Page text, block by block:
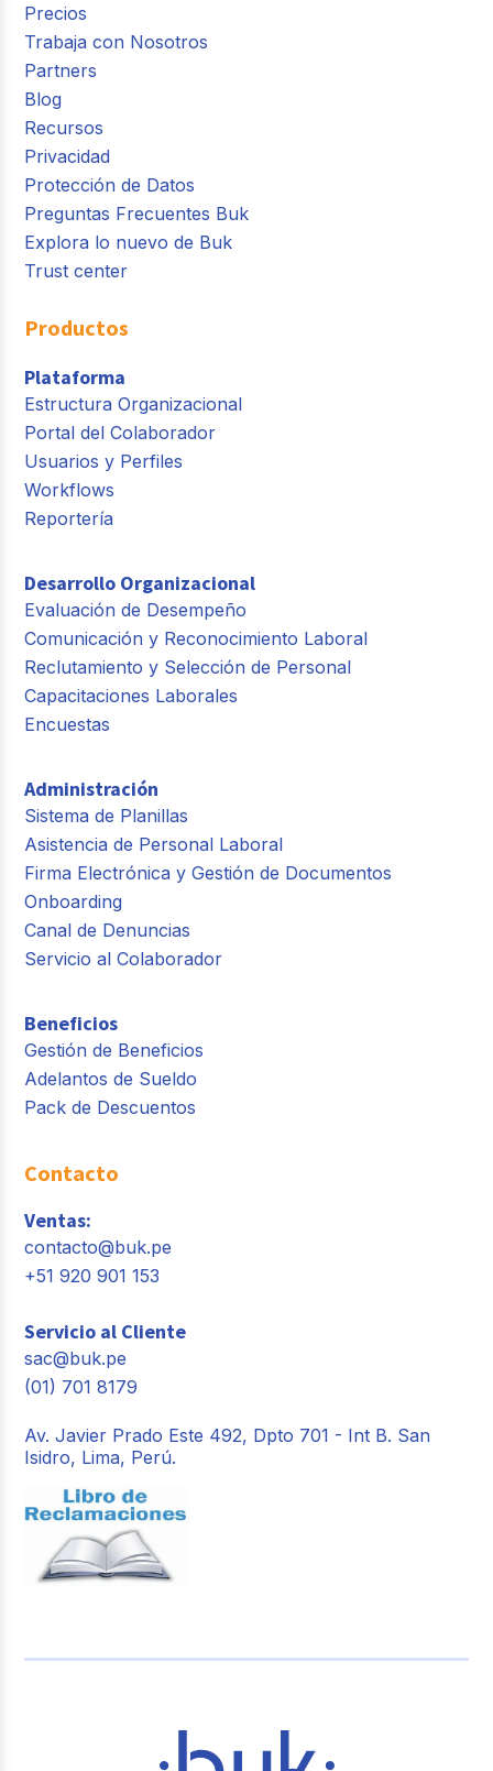
Precios
Trabaja con Nosotros
Partners
Blog
Recursos
Privacidad
Protección de Datos
Preguntas Frecuentes Buk
Explora lo nuevo de Buk
Trust center
Productos
Plataforma
Estructura Organizacional
Portal del Colaborador
Usuarios y Perfiles
Workflows
Reportería
Desarrollo Organizacional
Evaluación de Desempeño
Comunicación y Reconocimiento Laboral
Reclutamiento y Selección de Personal
Capacitaciones Laborales
Encuestas
Administración
Sistema de Planillas
Asistencia de Personal Laboral
Firma Electrónica y Gestión de Documentos
Onboarding
Canal de Denuncias
Servicio al Colaborador
Beneficios
Gestión de Beneficios
Adelantos de Sueldo
Pack de Descuentos
Contacto
Ventas:
contacto@buk.pe
+51 920 901 153
Servicio al Cliente
sac@buk.pe
(01) 701 8179
Av. Javier Prado Este 492, Dpto 701 - Int B. San
Isidro, Lima, Perú.